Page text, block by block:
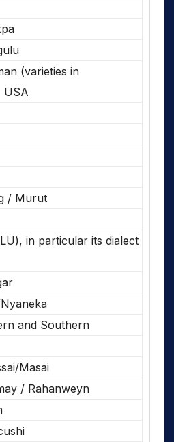
(varieties in
USA
/ Murut
in particular its dialect
and Southern
Masai
/ Rahanweyn